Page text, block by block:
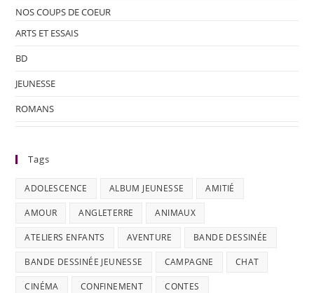
NOS COUPS DE COEUR
ARTS ET ESSAIS
BD
JEUNESSE
ROMANS
Tags
ADOLESCENCE ALBUM JEUNESSE AMITIÉ
AMOUR ANGLETERRE ANIMAUX
ATELIERS ENFANTS AVENTURE BANDE DESSINÉE
BANDE DESSINÉE JEUNESSE CAMPAGNE CHAT
CINÉMA CONFINEMENT CONTES